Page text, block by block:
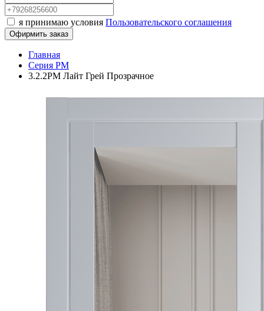
я принимаю условия Пользовательского соглашения
Офирмить заказ
Главная
Серия PM
3.2.2PM Лайт Грей Прозрачное